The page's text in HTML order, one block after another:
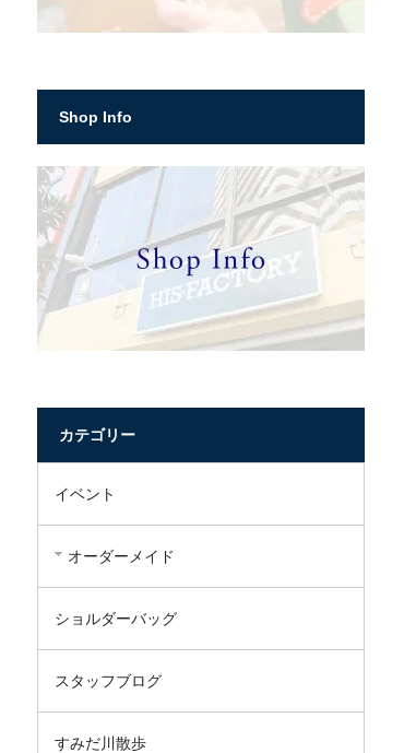
Shop Info
カテゴリー
イベント
オーダーメイド
ショルダーバッグ
スタッフブログ
すみだ川散歩